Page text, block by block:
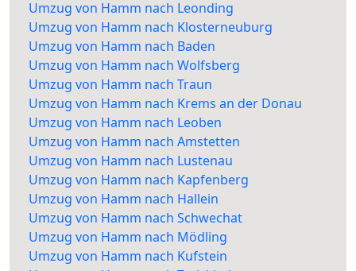
Umzug von Hamm nach Leonding
Umzug von Hamm nach Klosterneuburg
Umzug von Hamm nach Baden
Umzug von Hamm nach Wolfsberg
Umzug von Hamm nach Traun
Umzug von Hamm nach Krems an der Donau
Umzug von Hamm nach Leoben
Umzug von Hamm nach Amstetten
Umzug von Hamm nach Lustenau
Umzug von Hamm nach Kapfenberg
Umzug von Hamm nach Hallein
Umzug von Hamm nach Schwechat
Umzug von Hamm nach Mödling
Umzug von Hamm nach Kufstein